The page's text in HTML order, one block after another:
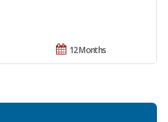
12 Months